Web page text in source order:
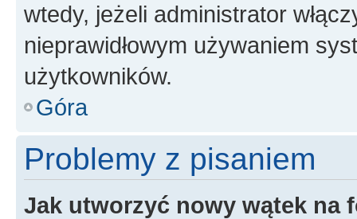
wtedy, jeżeli administrator
nieprawidłowym używaniem
użytkowników.
Góra
Problemy z pisaniem
Jak utworzyć nowy wątek na